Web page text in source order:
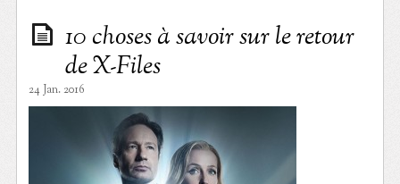
10 choses à savoir sur le retour
de X-Files
24 Jan. 2016